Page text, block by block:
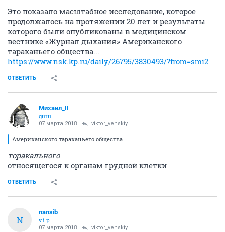
Это показало масштабное исследование, которое
продолжалось на протяжении 20 лет и результаты
которого были опубликованы в медицинском
вестнике «Журнал дыхания» Американского
тараканьего общества...
https://www.nsk.kp.ru/daily/26795/3830493/?from=smi2
ОТВЕТИТЬ
Михаил_II
guru
07 марта 2018 viktor_venskiy
Американского тараканьего общества
торакального
относящегося к органам грудной клетки
ОТВЕТИТЬ
N
nansib
v.i.p.
07 марта 2018 viktor_venskiy